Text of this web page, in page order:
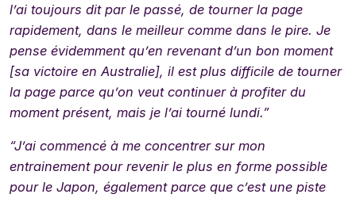
l’ai toujours dit par le passé, de tourner la page
rapidement, dans le meilleur comme dans le pire. Je
pense évidemment qu’en revenant d’un bon moment
[sa victoire en Australie], il est plus difficile de tourner
la page parce qu’on veut continuer à profiter du
moment présent, mais je l’ai tourné lundi.”
“J’ai commencé à me concentrer sur mon
entrainement pour revenir le plus en forme possible
pour le Japon, également parce que c’est une piste